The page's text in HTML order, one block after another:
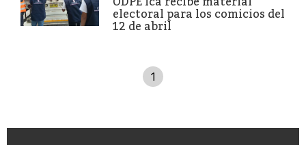
electoral para los comicios del
12 de abril
1